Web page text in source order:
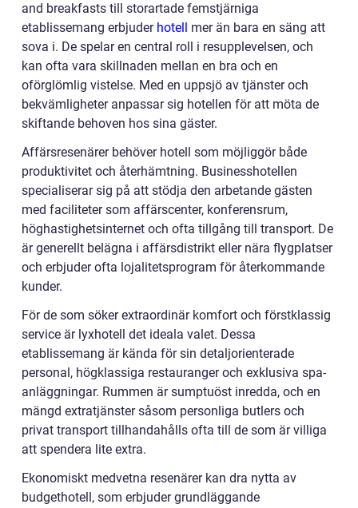
and breakfasts till storartade femstjärniga
etablissemang erbjuder hotell
mer än bara en säng att
sova i. De spelar en central roll i resupplevelsen, och
kan ofta vara skillnaden mellan en bra och en
oförglömlig vistelse. Med en uppsjö av tjänster och
bekvämligheter anpassar sig hotellen för att möta de
skiftande behoven hos sina gäster.
Affärsresenärer behöver hotell som möjliggör både
produktivitet och återhämtning. Businesshotellen
specialiserar sig på att stödja den arbetande gästen
med faciliteter som affärscenter, konferensrum,
höghastighetsinternet och ofta tillgång till transport. De
är generellt belägna i affärsdistrikt eller nära flygplatser
och erbjuder ofta lojalitetsprogram för återkommande
kunder.
För de som söker extraordinär komfort och förstklassig
service är lyxhotell det ideala valet. Dessa
etablissemang är kända för sin detaljorienterade
personal, högklassiga restauranger och exklusiva spa-
anläggningar. Rummen är sumptuöst inredda, och en
mängd extratjänster såsom personliga butlers och
privat transport tillhandahålls ofta till de som är villiga
att spendera lite extra.
Ekonomiskt medvetna resenärer kan dra nytta av
budgethotell, som erbjuder grundläggande